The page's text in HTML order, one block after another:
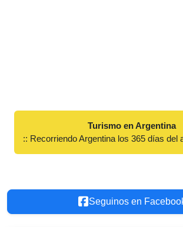
Turismo en Argentina
:: Recorriendo Argentina los 365 días del
Seguinos en